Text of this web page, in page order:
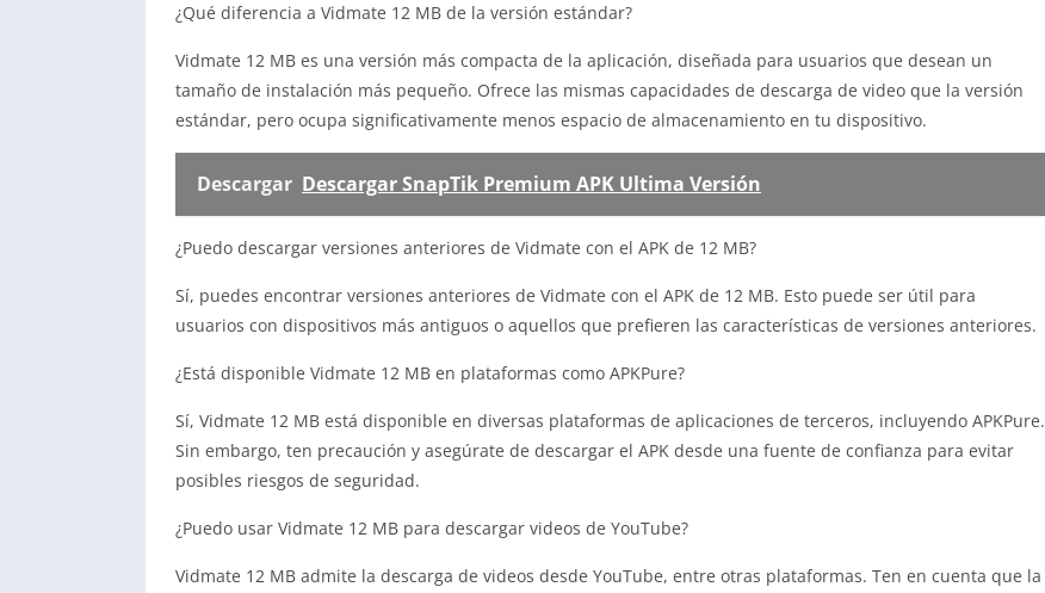
¿Qué diferencia a Vidmate 12 MB de la versión estándar?
Vidmate 12 MB es una versión más compacta de la aplicación, diseñada para usuarios que desean un
tamaño de instalación más pequeño. Ofrece las mismas capacidades de descarga de video que la versión
estándar, pero ocupa significativamente menos espacio de almacenamiento en tu dispositivo.
Descargar Descargar SnapTik Premium APK Ultima Versión
¿Puedo descargar versiones anteriores de Vidmate con el APK de 12 MB?
Sí, puedes encontrar versiones anteriores de Vidmate con el APK de 12 MB. Esto puede ser útil para
usuarios con dispositivos más antiguos o aquellos que prefieren las características de versiones anteriores.
¿Está disponible Vidmate 12 MB en plataformas como APKPure?
Sí, Vidmate 12 MB está disponible en diversas plataformas de aplicaciones de terceros, incluyendo APKPure.
Sin embargo, ten precaución y asegúrate de descargar el APK desde una fuente de confianza para evitar
posibles riesgos de seguridad.
¿Puedo usar Vidmate 12 MB para descargar videos de YouTube?
Vidmate 12 MB admite la descarga de videos desde YouTube, entre otras plataformas. Ten en cuenta que la